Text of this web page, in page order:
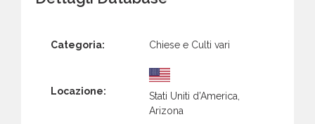
Categoria: Chiese e Culti vari
Locazione:
Stati Uniti d’America,
Arizona